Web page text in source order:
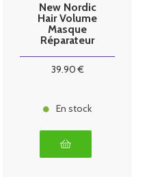
New Nordic
Hair Volume
Masque
Réparateur
39.90€
En stock